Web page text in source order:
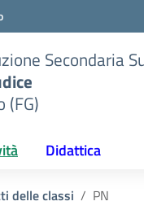
Secondaria
(FG)
Didattica
delle classi PN